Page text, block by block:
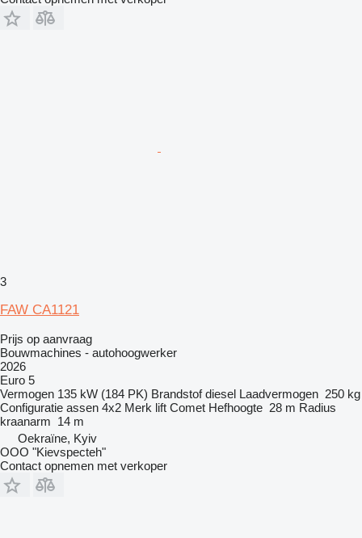
3
FAW CA1121
Prijs op aanvraag
Bouwmachines - autohoogwerker
2026
Euro 5
Vermogen 135 kW (184 PK) Brandstof diesel Laadvermogen 250 kg
Configuratie assen 4x2 Merk lift Comet Hefhoogte 28 m Radius
kraanarm 14 m
Oekraïne, Kyiv
OOO "Kievspecteh"
Contact opnemen met verkoper